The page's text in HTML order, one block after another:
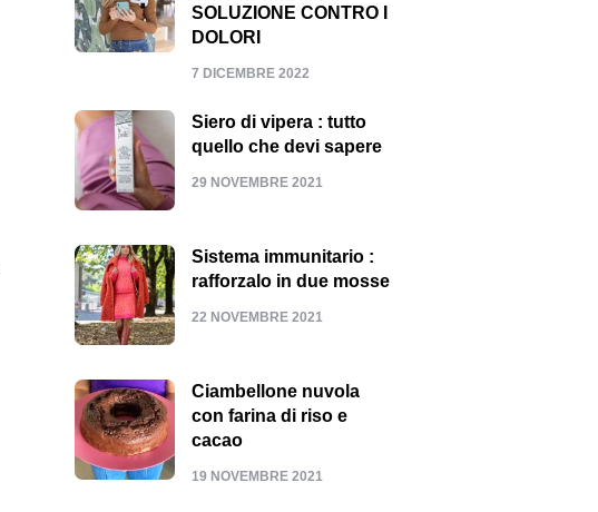
SOLUZIONE CONTRO I
DOLORI
7 DICEMBRE 2022
Siero di vipera : tutto
quello che devi sapere
29 NOVEMBRE 2021
Sistema immunitario :
rafforzalo in due mosse
22 NOVEMBRE 2021
Ciambellone nuvola
con farina di riso e
cacao
19 NOVEMBRE 2021